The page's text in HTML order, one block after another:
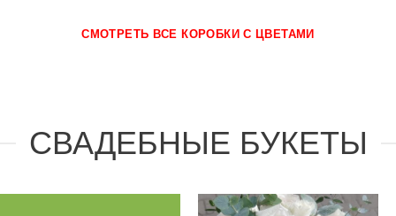
СМОТРЕТЬ ВСЕ КОРОБКИ С ЦВЕТАМИ
СВАДЕБНЫЕ БУКЕТЫ